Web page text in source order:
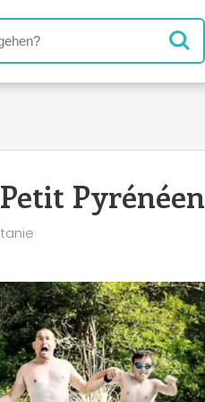
Pyrénéen